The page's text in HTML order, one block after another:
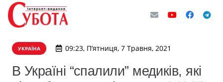
УКРАЇНА 09:23, П’ятниця, 7 Травня, 2021
В Україні “спалили” медиків, які